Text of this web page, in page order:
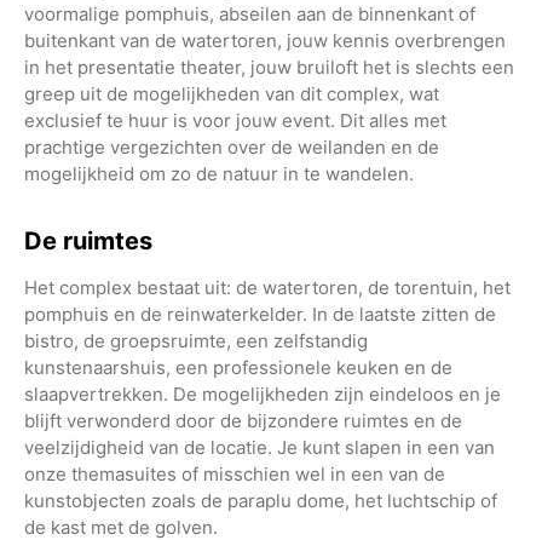
voormalige pomphuis, abseilen aan de binnenkant of
buitenkant van de watertoren, jouw kennis overbrengen
in het presentatie theater, jouw bruiloft het is slechts een
greep uit de mogelijkheden van dit complex, wat
exclusief te huur is voor jouw event. Dit alles met
prachtige vergezichten over de weilanden en de
mogelijkheid om zo de natuur in te wandelen.
De ruimtes
Het complex bestaat uit: de watertoren, de torentuin, het
pomphuis en de reinwaterkelder. In de laatste zitten de
bistro, de groepsruimte, een zelfstandig
kunstenaarshuis, een professionele keuken en de
slaapvertrekken. De mogelijkheden zijn eindeloos en je
blijft verwonderd door de bijzondere ruimtes en de
veelzijdigheid van de locatie. Je kunt slapen in een van
onze themasuites of misschien wel in een van de
kunstobjecten zoals de paraplu dome, het luchtschip of
de kast met de golven.